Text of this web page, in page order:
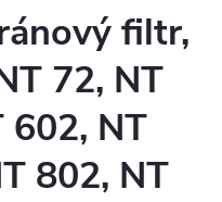
filtr,
72, NT
602, NT
802, NT